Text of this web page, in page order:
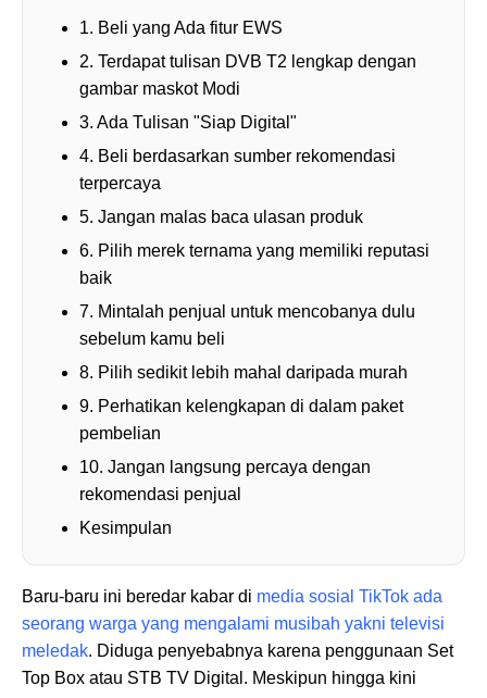
1. Beli yang Ada fitur EWS
2. Terdapat tulisan DVB T2 lengkap dengan
gambar maskot Modi
3. Ada Tulisan "Siap Digital"
4. Beli berdasarkan sumber rekomendasi
terpercaya
5. Jangan malas baca ulasan produk
6. Pilih merek ternama yang memiliki reputasi
baik
7. Mintalah penjual untuk mencobanya dulu
sebelum kamu beli
8. Pilih sedikit lebih mahal daripada murah
9. Perhatikan kelengkapan di dalam paket
pembelian
10. Jangan langsung percaya dengan
rekomendasi penjual
Kesimpulan
Baru-baru ini beredar kabar di media sosial TikTok ada
seorang warga yang mengalami musibah yakni televisi
meledak. Diduga penyebabnya karena penggunaan Set
Top Box atau STB TV Digital. Meskipun hingga kini